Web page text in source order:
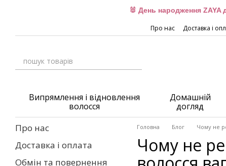
🐰 День народження ZAYA
Про нас Доставка і
Випрямлення і відновлення
волосся
Домашній
догляд
Головна Блог Чому не
Чому не
Про нас
Доставка і оплата
Обмін та повернення